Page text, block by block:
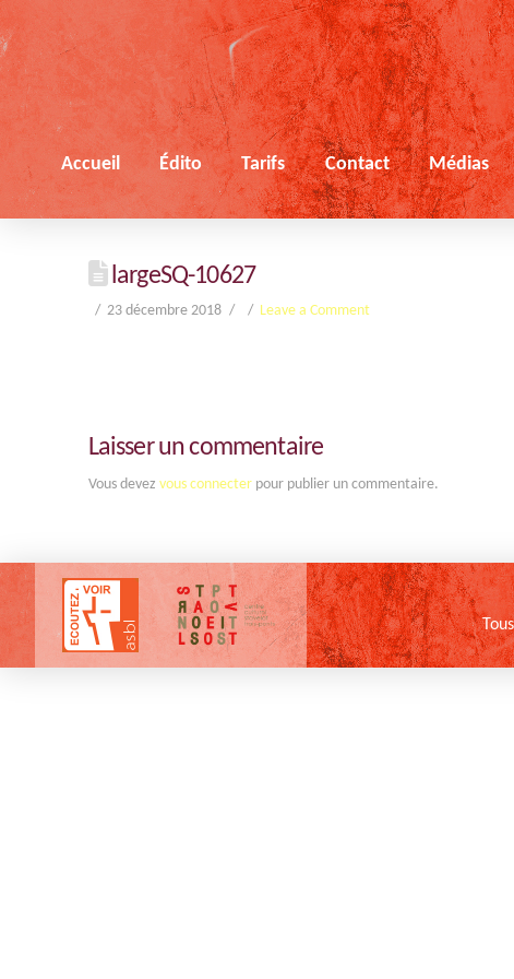
Accueil Édito Tarifs Contact Médias
largeSQ-10627
23 décembre 2018 Leave a Comment
Laisser un commentaire
Vous devez vous connecterpour publier un commentaire.